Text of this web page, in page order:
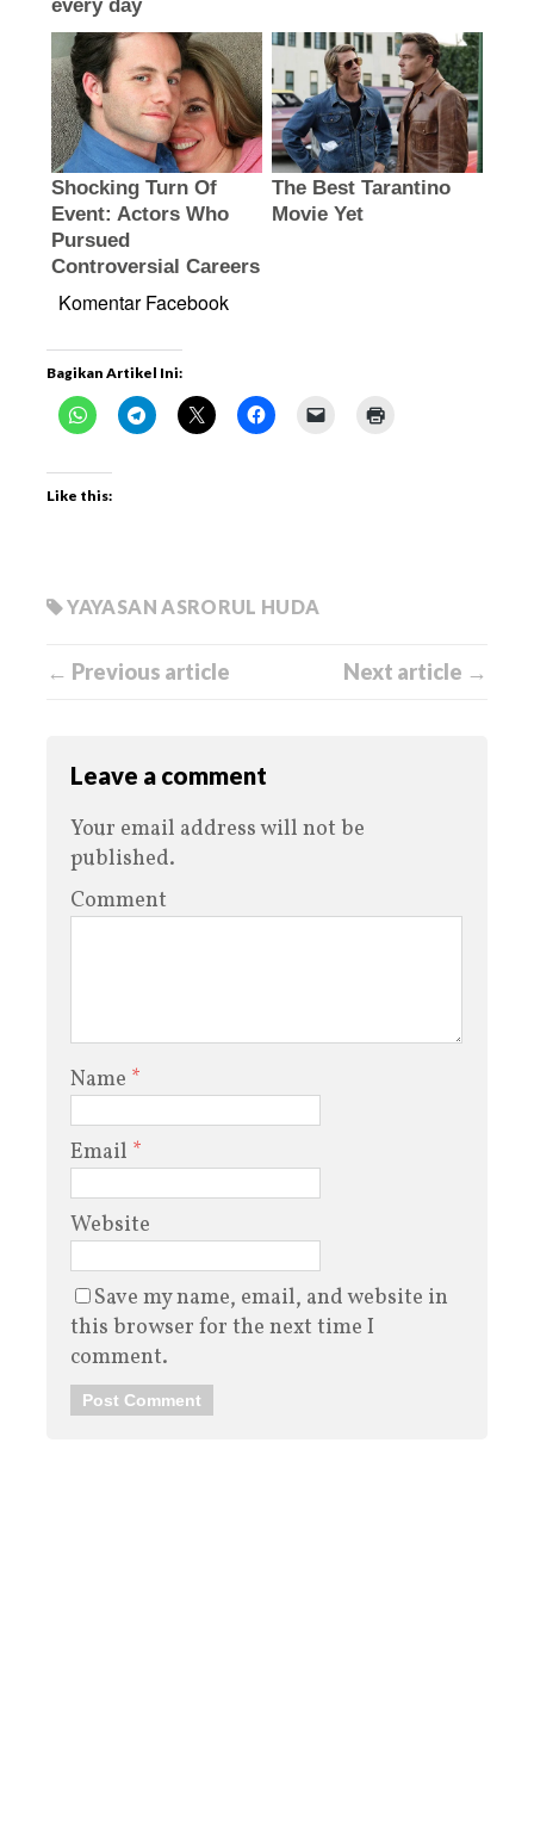
Komentar Facebook
Bagikan Artikel Ini:
Like this:
YAYASAN ASRORUL HUDA
← Previous article Next article →
Leave a comment
Your email address will not be
published.
Comment
Name *
Email *
Website
Save my name, email, and website in
this browser for the next time I
comment.